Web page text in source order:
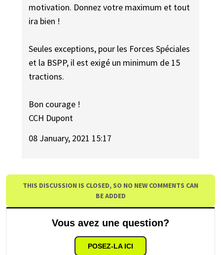
motivation. Donnez votre maximum et tout
ira bien !
Seules exceptions, pour les Forces Spéciales
et la BSPP, il est exigé un minimum de 15
tractions.
Bon courage !
CCH Dupont
08 January, 2021 15:17
THIS DISCUSSION IS CLOSED, SO NO NEW COMMENTS CAN
BE ADDED
Vous avez une question?
POSEZ-LA ICI